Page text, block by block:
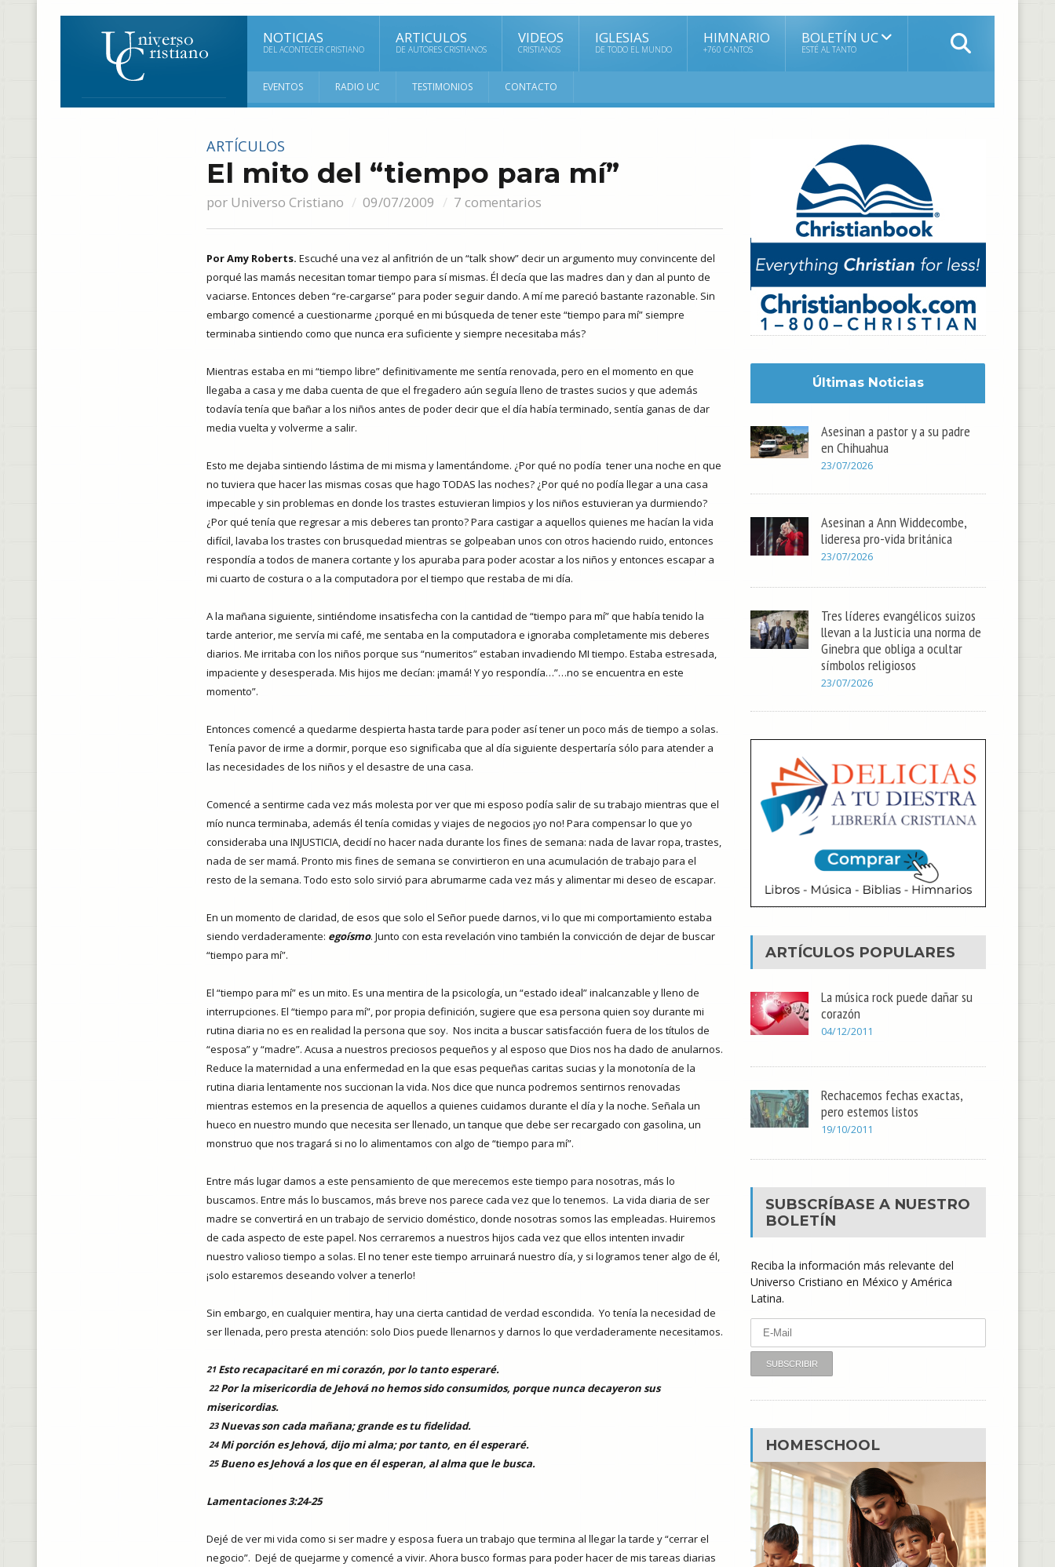
NOTICIAS
DEL ACONTECER CRISTIANO
ARTICULOS
DE AUTORES CRISTIANOS
VIDEOS
CRISTIANOS
IGLESIAS
DE TODO EL MUNDO
HIMNARIO
+760 CANTOS
BOLETÍN UC
ESTÉ AL TANTO
EVENTOS RADIO UC TESTIMONIOS CONTACTO
ARTÍCULOS
El mito del “tiempo para mí”
por Universo Cristiano 09/07/2009 7 comentarios
Por Amy Roberts. Escuché una vez al anfitrión de un “talk show” decir un argumento muy convincente del
porqué las mamás necesitan tomar tiempo para sí mismas. Él decía que las madres dan y dan al punto de
vaciarse. Entonces deben “re-cargarse” para poder seguir dando. A mí me pareció bastante razonable. Sin
embargo comencé a cuestionarme ¿porqué en mi búsqueda de tener este “tiempo para mí” siempre
terminaba sintiendo como que nunca era suficiente y siempre necesitaba más?
Mientras estaba en mi “tiempo libre” definitivamente me sentía renovada, pero en el momento en que
llegaba a casa y me daba cuenta de que el fregadero aún seguía lleno de trastes sucios y que además
todavía tenía que bañar a los niños antes de poder decir que el día había terminado, sentía ganas de dar
media vuelta y volverme a salir.
Esto me dejaba sintiendo lástima de mi misma y lamentándome. ¿Por qué no podía tener una noche en que
no tuviera que hacer las mismas cosas que hago TODAS las noches? ¿Por qué no podía llegar a una casa
impecable y sin problemas en donde los trastes estuvieran limpios y los niños estuvieran ya durmiendo?
¿Por qué tenía que regresar a mis deberes tan pronto? Para castigar a aquellos quienes me hacían la vida
difícil, lavaba los trastes con brusquedad mientras se golpeaban unos con otros haciendo ruido, entonces
respondía a todos de manera cortante y los apuraba para poder acostar a los niños y entonces escapar a
mi cuarto de costura o a la computadora por el tiempo que restaba de mi día.
A la mañana siguiente, sintiéndome insatisfecha con la cantidad de “tiempo para mí” que había tenido la
tarde anterior, me servía mi café, me sentaba en la computadora e ignoraba completamente mis deberes
diarios. Me irritaba con los niños porque sus “numeritos” estaban invadiendo MI tiempo. Estaba estresada,
impaciente y desesperada. Mis hijos me decían: ¡mamá! Y yo respondía…”…no se encuentra en este
momento”.
Entonces comencé a quedarme despierta hasta tarde para poder así tener un poco más de tiempo a solas.
Tenía pavor de irme a dormir, porque eso significaba que al día siguiente despertaría sólo para atender a
las necesidades de los niños y el desastre de una casa.
Comencé a sentirme cada vez más molesta por ver que mi esposo podía salir de su trabajo mientras que el
mío nunca terminaba, además él tenía comidas y viajes de negocios ¡yo no! Para compensar lo que yo
consideraba una INJUSTICIA, decidí no hacer nada durante los fines de semana: nada de lavar ropa, trastes,
nada de ser mamá. Pronto mis fines de semana se convirtieron en una acumulación de trabajo para el
resto de la semana. Todo esto solo sirvió para abrumarme cada vez más y alimentar mi deseo de escapar.
En un momento de claridad, de esos que solo el Señor puede darnos, vi lo que mi comportamiento estaba
siendo verdaderamente: egoísmo. Junto con esta revelación vino también la convicción de dejar de buscar
“tiempo para mí”.
El “tiempo para mí” es un mito. Es una mentira de la psicología, un “estado ideal” inalcanzable y lleno de
interrupciones. El “tiempo para mí”, por propia definición, sugiere que esa persona quien soy durante mi
rutina diaria no es en realidad la persona que soy. Nos incita a buscar satisfacción fuera de los títulos de
“esposa” y “madre”. Acusa a nuestros preciosos pequeños y al esposo que Dios nos ha dado de anularnos.
Reduce la maternidad a una enfermedad en la que esas pequeñas caritas sucias y la monotonía de la
rutina diaria lentamente nos succionan la vida. Nos dice que nunca podremos sentirnos renovadas
mientras estemos en la presencia de aquellos a quienes cuidamos durante el día y la noche. Señala un
hueco en nuestro mundo que necesita ser llenado, un tanque que debe ser recargado con gasolina, un
monstruo que nos tragará si no lo alimentamos con algo de “tiempo para mí”.
Entre más lugar damos a este pensamiento de que merecemos este tiempo para nosotras, más lo
buscamos. Entre más lo buscamos, más breve nos parece cada vez que lo tenemos. La vida diaria de ser
madre se convertirá en un trabajo de servicio doméstico, donde nosotras somos las empleadas. Huiremos
de cada aspecto de este papel. Nos cerraremos a nuestros hijos cada vez que ellos intenten invadir
nuestro valioso tiempo a solas. El no tener este tiempo arruinará nuestro día, y si logramos tener algo de él,
¡solo estaremos deseando volver a tenerlo!
Sin embargo, en cualquier mentira, hay una cierta cantidad de verdad escondida. Yo tenía la necesidad de
ser llenada, pero presta atención: solo Dios puede llenarnos y darnos lo que verdaderamente necesitamos.
21Esto recapacitaré en mi corazón, por lo tanto esperaré.
22Por la misericordia de Jehová no hemos sido consumidos, porque nunca decayeron sus
misericordias.
23Nuevas son cada mañana; grande es tu fidelidad.
24Mi porción es Jehová, dijo mi alma; por tanto, en él esperaré.
25Bueno es Jehová a los que en él esperan, al alma que le busca.
Lamentaciones 3:24-25
Dejé de ver mi vida como si ser madre y esposa fuera un trabajo que termina al llegar la tarde y “cerrar el
negocio”. Dejé de quejarme y comencé a vivir. Ahora busco formas para poder hacer de mis tareas diarias
Últimas Noticias
Asesinan a pastor y a su padre
en Chihuahua
23/07/2026
Asesinan a Ann Widdecombe,
lideresa pro-vida británica
23/07/2026
Tres líderes evangélicos suizos
llevan a la Justicia una norma de
Ginebra que obliga a ocultar
símbolos religiosos
23/07/2026
ARTÍCULOS POPULARES
La música rock puede dañar su
corazón
04/12/2011
Rechacemos fechas exactas,
pero estemos listos
19/10/2011
SUBSCRÍBASE A NUESTRO
BOLETÍN
Reciba la información más relevante del
Universo Cristiano en México y América
Latina.
HOMESCHOOL